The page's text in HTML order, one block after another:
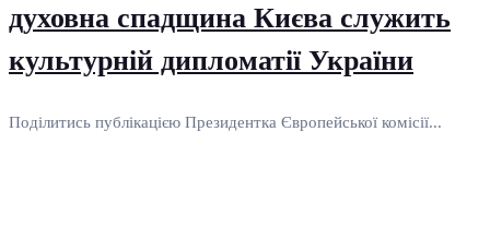
духовна спадщина Києва служить
культурній дипломатії України
Поділитись публікацією Президентка Європейської комісії...